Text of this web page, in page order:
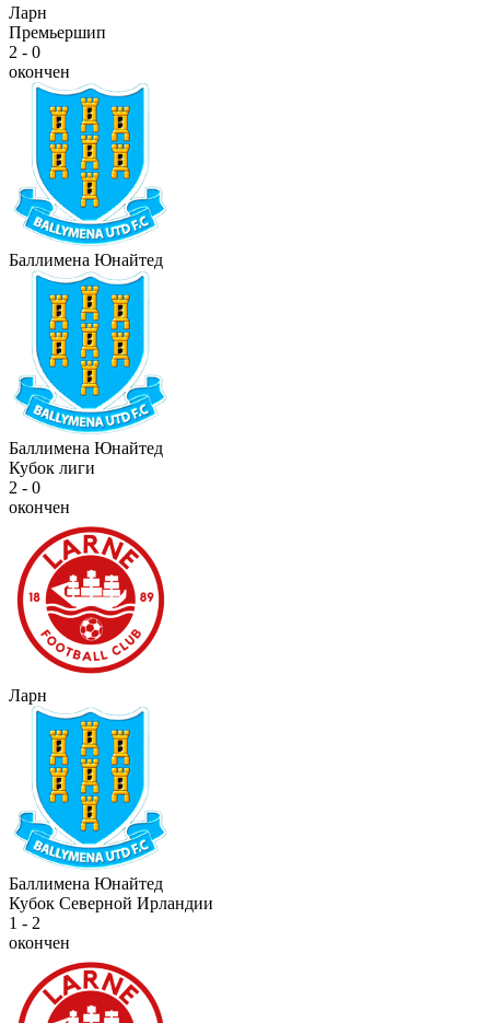
Ларн
Премьершип
2 - 0
окончен
Баллимена Юнайтед
Баллимена Юнайтед
Кубок лиги
2 - 0
окончен
Ларн
Баллимена Юнайтед
Кубок Северной Ирландии
1 - 2
окончен